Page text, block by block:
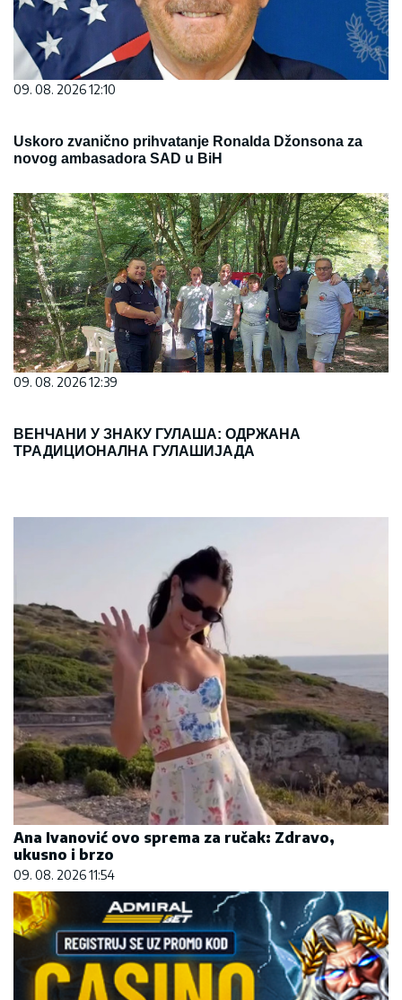
09. 08. 2026 12:10
Uskoro zvanično prihvatanje Ronalda Džonsona za
novog ambasadora SAD u BiH
09. 08. 2026 12:39
ВЕНЧАНИ У ЗНАКУ ГУЛАША: ОДРЖАНА
ТРАДИЦИОНАЛНА ГУЛАШИЈАДА
Ana Ivanović ovo sprema za ručak: Zdravo,
ukusno i brzo
09. 08. 2026 11:54